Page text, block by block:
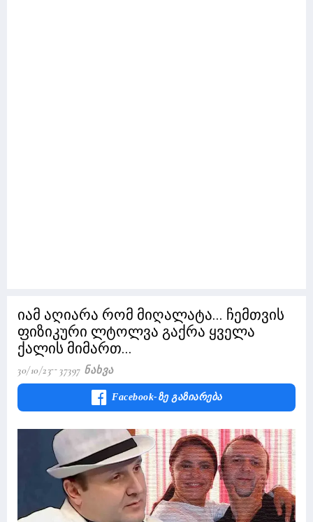
იამ აღიარა რომ მიღალატა... ჩემთვის
ფიზიკური ლტოლვა გაქრა ყველა
ქალის მიმართ...
30/10/23 37397 Ნახვა
Facebook-Ზე Გაზიარება